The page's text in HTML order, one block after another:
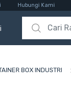
Hubungi Kami
Search for:
BOX INDUSTRI